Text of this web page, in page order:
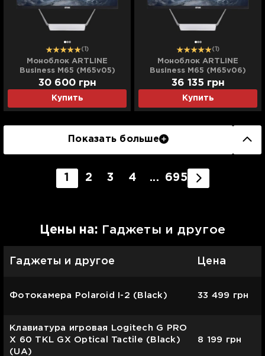
(1)
Моноблок ARTLINE
Business M65 (M65v05)
(UA)
Купить
30 600 грн
(1)
Моноблок ARTLINE
Business M65 (M65v06)
(UA)
Купить
36 135 грн
Показать больше
1 2 3 4 ... 695
Цены на: Гаджеты и другое
Гаджеты и другое Цена
Фотокамера Polaroid I-2 (Black) 33 499 грн
Клавиатура игровая Logitech G PRO
X 60 TKL GX Optical Tactile (Black)
(UA)
8 199 грн